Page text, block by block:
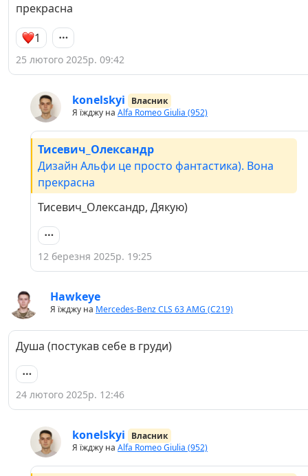
прекрасна
1
25 лютого 2025р. 09:42
konelskyi
Власник
Я їжджу на Alfa Romeo Giulia (952)
Тисевич_Олександр
Дизайн Альфи це просто фантастика). Вона
прекрасна
Тисевич_Олександр, Дякую)
12 березня 2025р. 19:25
Hawkeye
Я їжджу на Mercedes-Benz CLS 63 AMG (C219)
Душа (постукав себе в груди)
24 лютого 2025р. 12:46
konelskyi
Власник
Я їжджу на Alfa Romeo Giulia (952)